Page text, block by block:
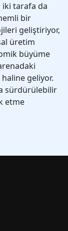
iki tarafa da
bir
geliştiriyor,
üretim
büyüme
geliyor.
sürdürülebilir
etme